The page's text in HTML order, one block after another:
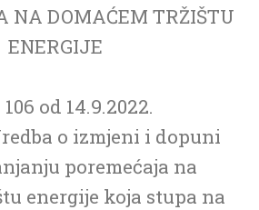
NA DOMAĆEM TRŽIŠTU
ENERGIJE
od 14.9.2022.
o izmjeni i dopuni
poremećaja na
energije koja stupa na